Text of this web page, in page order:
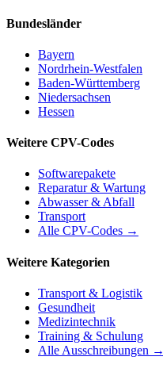
Bundesländer
Bayern
Nordrhein-Westfalen
Baden-Württemberg
Niedersachsen
Hessen
Weitere CPV-Codes
Softwarepakete
Reparatur & Wartung
Abwasser & Abfall
Transport
Alle CPV-Codes →
Weitere Kategorien
Transport & Logistik
Gesundheit
Medizintechnik
Training & Schulung
Alle Ausschreibungen →